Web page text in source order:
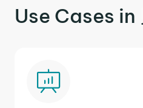
Use Cases in